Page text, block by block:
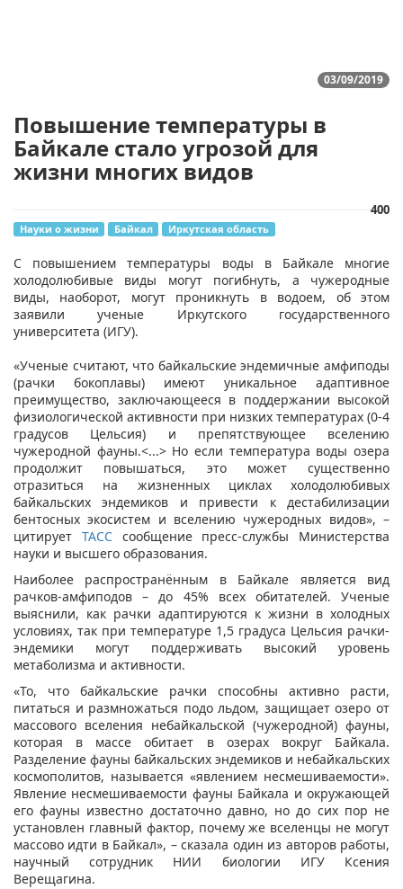
03/09/2019
Повышение температуры в
Байкале стало угрозой для
жизни многих видов
400
Науки о жизни Байкал Иркутская область
С повышением температуры воды в Байкале многие
холодолюбивые виды могут погибнуть, а чужеродные
виды, наоборот, могут проникнуть в водоем, об этом
заявили ученые Иркутского государственного
университета (ИГУ).
«Ученые считают, что байкальские эндемичные амфиподы
(рачки бокоплавы) имеют уникальное адаптивное
преимущество, заключающееся в поддержании высокой
физиологической активности при низких температурах (0-4
градусов Цельсия) и препятствующее вселению
чужеродной фауны.<...> Но если температура воды озера
продолжит повышаться, это может существенно
отразиться на жизненных циклах холодолюбивых
байкальских эндемиков и привести к дестабилизации
бентосных экосистем и вселению чужеродных видов», –
цитирует ТАССсообщение пресс-службы Министерства
науки и высшего образования.
Наиболее распространённым в Байкале является вид
рачков-амфиподов – до 45% всех обитателей. Ученые
выяснили, как рачки адаптируются к жизни в холодных
условиях, так при температуре 1,5 градуса Цельсия рачки-
эндемики могут поддерживать высокий уровень
метаболизма и активности.
«То, что байкальские рачки способны активно расти,
питаться и размножаться подо льдом, защищает озеро от
массового вселения небайкальской (чужеродной) фауны,
которая в массе обитает в озерах вокруг Байкала.
Разделение фауны байкальских эндемиков и небайкальских
космополитов, называется «явлением несмешиваемости».
Явление несмешиваемости фауны Байкала и окружающей
его фауны известно достаточно давно, но до сих пор не
установлен главный фактор, почему же вселенцы не могут
массово идти в Байкал», – сказала один из авторов работы,
научный сотрудник НИИ биологии ИГУ Ксения
Верещагина.